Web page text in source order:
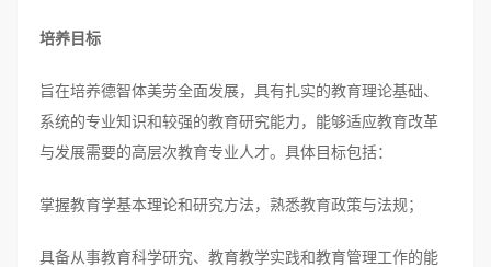
培养目标
旨在培养德智体美劳全面发展，具有扎实的教育理论基础、
系统的专业知识和较强的教育研究能力，能够适应教育改革
与发展需要的高层次教育专业人才。具体目标包括：
掌握教育学基本理论和研究方法，熟悉教育政策与法规；
具备从事教育科学研究、教育教学实践和教育管理工作的能